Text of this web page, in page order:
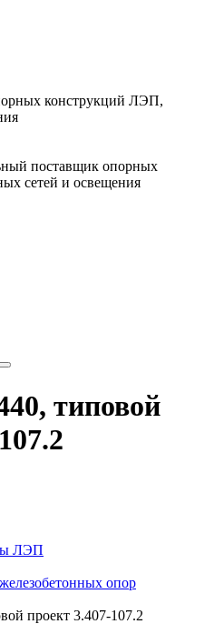
конструкций ЛЭП,
поставщик опорных
сетей и освещения
типовой
ЛЭП
опор
проект 3.407-107.2